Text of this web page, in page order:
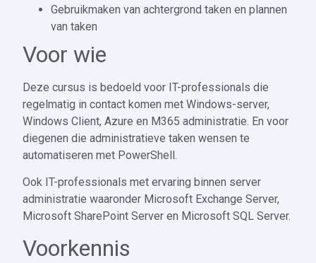
Gebruikmaken van achtergrond taken en plannen
van taken
Voor wie
Deze cursus is bedoeld voor IT-professionals die
regelmatig in contact komen met Windows-server,
Windows Client, Azure en M365 administratie. En voor
diegenen die administratieve taken wensen te
automatiseren met PowerShell.
Ook IT-professionals met ervaring binnen server
administratie waaronder Microsoft Exchange Server,
Microsoft SharePoint Server en Microsoft SQL Server.
Voorkennis